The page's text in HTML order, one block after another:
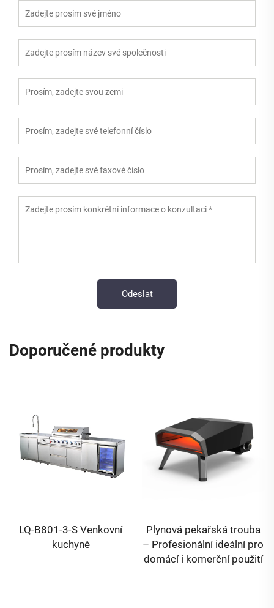
Doporučené produkty
LQ-B801-3-S Venkovní
kuchyně
Plynová pekařská trouba
– Profesionální ideální pro
domácí i komerční použití